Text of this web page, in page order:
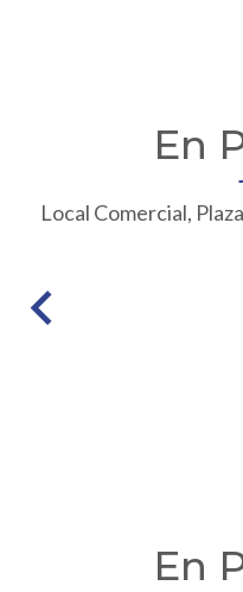
En
Local Comercial,
En